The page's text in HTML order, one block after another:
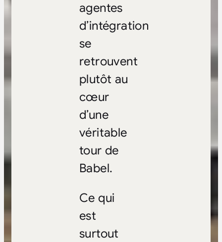
agentes
d’intégration
se
retrouvent
plutôt au
cœur
d’une
véritable
tour de
Babel.
Ce qui
est
surtout